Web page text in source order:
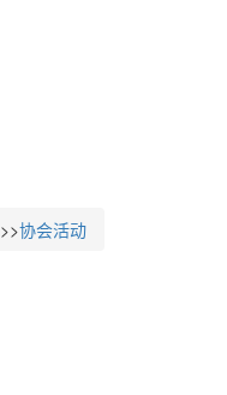
>>协会活动